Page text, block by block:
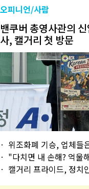
오피니언/사람
밴쿠버 총영사관의
사, 캘거리 첫 방문
위조화폐 기승, 업체들
"다치면 내 손해? 억울
캘거리 프라이드, 정치